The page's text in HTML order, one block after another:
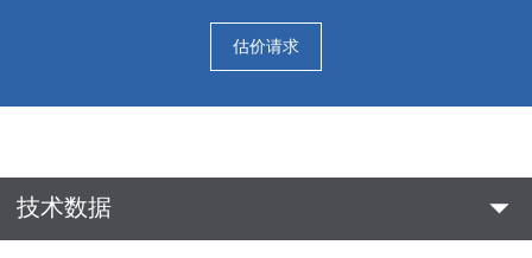
估价请求
技术数据 arrow_drop_down